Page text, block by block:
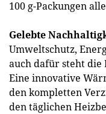
100 g-Packungen
Gelebte
Umweltschutz,
auch dafür steht die
Eine innovative
den kompletten
den täglichen